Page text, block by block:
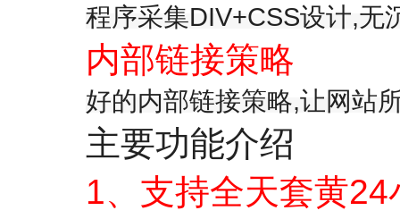
程序采集DIV+CSS设计,无
内部链接策略
好的内部链接策略,让网站
主要功能介绍
1、支持全天套黄